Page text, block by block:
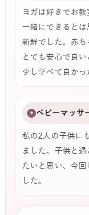
ヨガは好きでお
一緒にできると
新鮮でした。赤
とても安心で良
少し学べて良かっ
✦ ベビーマッサ
私の2人の子供に
ました。子供と
たいと思い、今
した。